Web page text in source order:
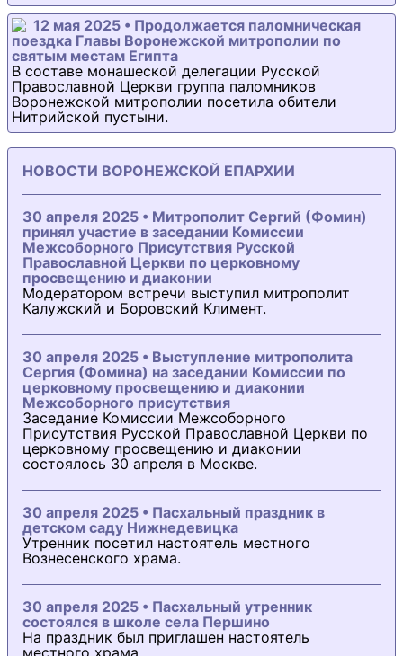
12 мая 2025 • Продолжается паломническая
поездка Главы Воронежской митрополии по
святым местам Египта
В составе монашеской делегации Русской
Православной Церкви группа паломников
Воронежской митрополии посетила обители
Нитрийской пустыни.
НОВОСТИ ВОРОНЕЖСКОЙ ЕПАРХИИ
30 апреля 2025 • Митрополит Сергий (Фомин)
принял участие в заседании Комиссии
Межсоборного Присутствия Русской
Православной Церкви по церковному
просвещению и диаконии
Модератором встречи выступил митрополит
Калужский и Боровский Климент.
30 апреля 2025 • Выступление митрополита
Сергия (Фомина) на заседании Комиссии по
церковному просвещению и диаконии
Межсоборного присутствия
Заседание Комиссии Межсоборного
Присутствия Русской Православной Церкви по
церковному просвещению и диаконии
состоялось 30 апреля в Москве.
30 апреля 2025 • Пасхальный праздник в
детском саду Нижнедевицка
Утренник посетил настоятель местного
Вознесенского храма.
30 апреля 2025 • Пасхальный утренник
состоялся в школе села Першино
На праздник был приглашен настоятель
местного храма.